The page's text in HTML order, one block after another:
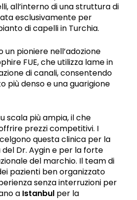
all’interno di una struttura di
esclusivamente per
di capelli in Turchia.
un pioniere nell’adozione
FUE, che utilizza lame in
di canali, consentendo
più denso e una guarigione
scala più ampia, il che
prezzi competitivi. I
questa clinica per la
Dr. Aygin e per la forte
del marchio. Il team di
pazienti ben organizzato
senza interruzioni per
a Istanbul per la